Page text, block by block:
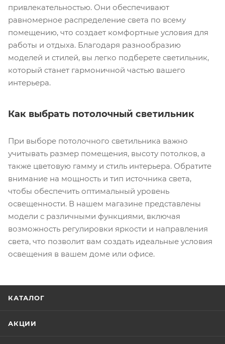
привлекательностью. Они обеспечивают
равномерное распределение света по всему
помещению, что создает комфортные условия для
работы и отдыха. Благодаря разнообразию
моделей и стилей, вы легко подберете светильник,
который станет гармоничной частью вашего
интерьера.
Как выбрать потолочный светильник
При выборе потолочного светильника важно
учитывать размер помещения, высоту потолков, а
также цветовую гамму и стиль интерьера. Обратите
внимание на мощность и тип источника света,
чтобы обеспечить оптимальный уровень
освещенности. В нашем магазине представлены
модели с различными функциями, включая
возможность регулировки яркости и направления
света, что позволит вам создать идеальные условия
освещения в вашем доме или офисе.
КАТАЛОГ
АКЦИИ